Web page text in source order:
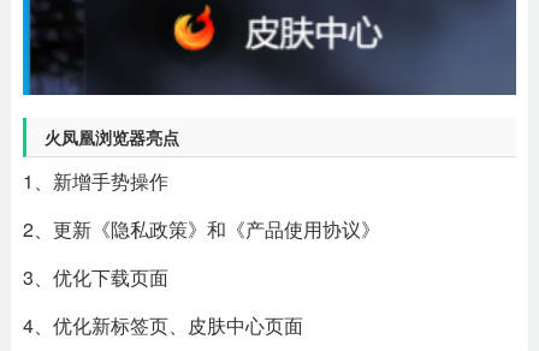
火凤凰浏览器亮点
1、新增手势操作
2、更新《隐私政策》和《产品使用协议》
3、优化下载页面
4、优化新标签页、皮肤中心页面